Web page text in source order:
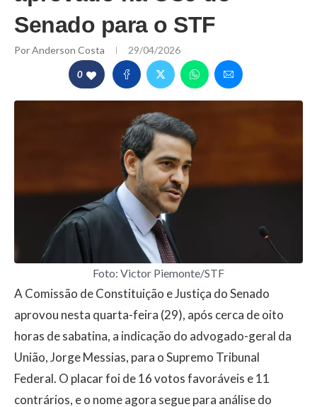
Senado para o STF
PorAnderson Costa 29/04/2026
0
Foto: Victor Piemonte/STF
A Comissão de Constituição e Justiça do Senado
aprovou nesta quarta-feira (29), após cerca de oito
horas de sabatina, a indicação do advogado-geral da
União,Jorge Messias, para oSupremo Tribunal
Federal. O placar foi de 16 votos favoráveis e 11
contrários, e o nome agora segue para análise do